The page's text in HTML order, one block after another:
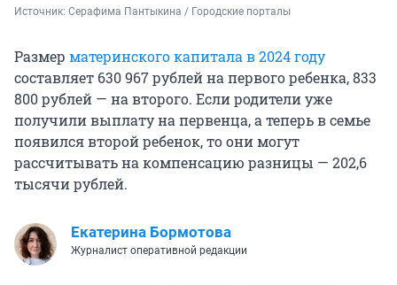
Источник: Серафима Пантыкина / Городские порталы
Размер материнского капитала в 2024 году
составляет 630 967 рублей на первого ребенка, 833
800 рублей — на второго. Если родители уже
получили выплату на первенца, а теперь в семье
появился второй ребенок, то они могут
рассчитывать на компенсацию разницы — 202,6
тысячи рублей.
Екатерина Бормотова
Журналист оперативной редакции